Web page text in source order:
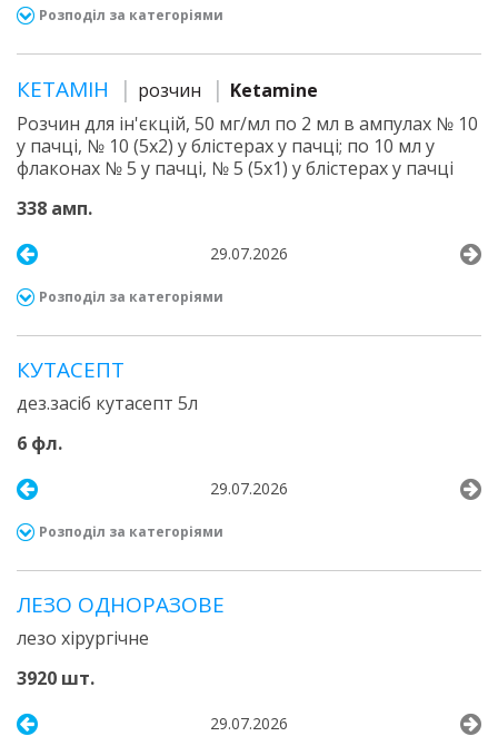
Розподіл за категоріями
КЕТАМІН розчин
Ketamine
Розчин для ін'єкцій, 50 мг/мл по 2 мл в ампулах № 10
у пачці, № 10 (5х2) у блістерах у пачці; по 10 мл у
флаконах № 5 у пачці, № 5 (5х1) у блістерах у пачці
338 амп.
29.07.2026
Розподіл за категоріями
КУТАСЕПТ
дез.засіб кутасепт 5л
6 фл.
29.07.2026
Розподіл за категоріями
ЛЕЗО ОДНОРАЗОВЕ
лезо хірургічне
3920 шт.
29.07.2026